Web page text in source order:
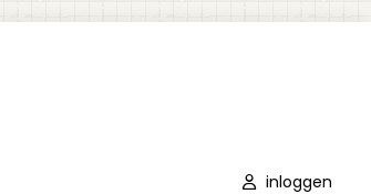
inloggen